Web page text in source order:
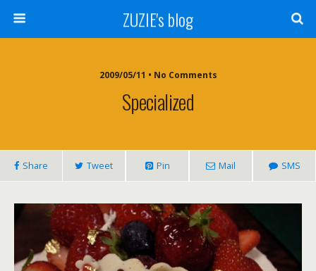
ZUZIE's blog
2009/05/11 • No Comments
Specialized
Share Tweet Pin Mail SMS